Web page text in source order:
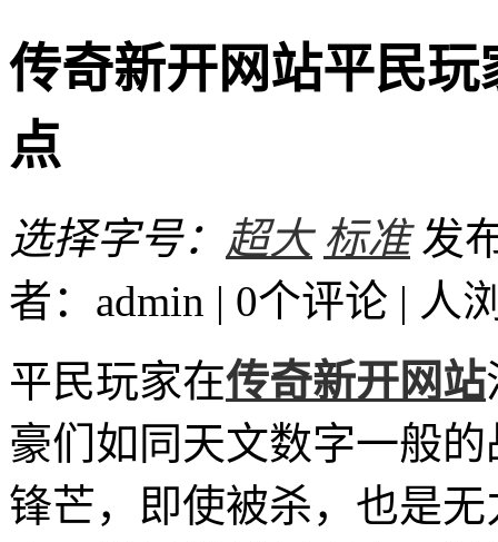
传奇新开网站平民
点
选择字号： 超大 标准 发
者：admin | 0个评论 | 人
平民玩家在传奇新开网站
豪们如同天文数字一般
锋芒，即使被杀，也是